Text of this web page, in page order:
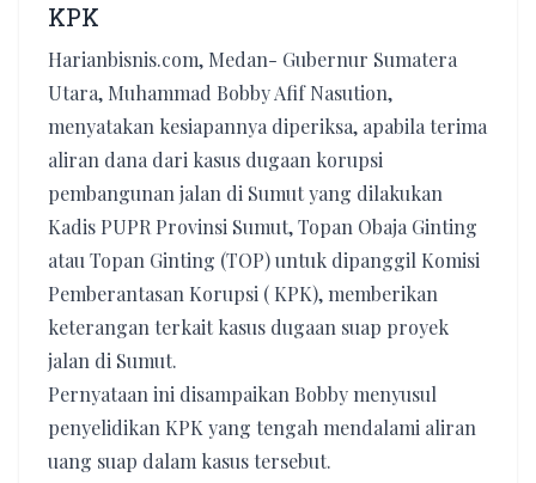
KPK
Harianbisnis.com, Medan- Gubernur Sumatera
Utara, Muhammad Bobby Afif Nasution,
menyatakan kesiapannya diperiksa, apabila terima
aliran dana dari kasus dugaan korupsi
pembangunan jalan di Sumut yang dilakukan
Kadis PUPR Provinsi Sumut, Topan Obaja Ginting
atau Topan Ginting (TOP) untuk dipanggil Komisi
Pemberantasan Korupsi ( KPK), memberikan
keterangan terkait kasus dugaan suap proyek
jalan di Sumut.
Pernyataan ini disampaikan Bobby menyusul
penyelidikan KPK yang tengah mendalami aliran
uang suap dalam kasus tersebut.